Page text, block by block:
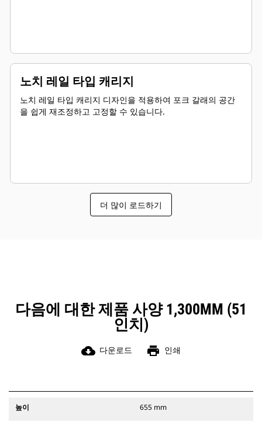
노치 레일 타입 캐리지
노치 레일 타입 캐리지 디자인을 적용하여 포크 갈래의 공간
을 쉽게 재조정하고 고정할 수 있습니다.
더 많이 로드하기
다음에 대한 제품 사양 1,300MM (51
인치)
cloud_download 다운로드 print 인쇄
높이 655 mm